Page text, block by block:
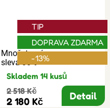
Množstevní
sleva 30%
TIP
DOPRAVA ZDARMA
-13%
Skladem 14 kusů
2 518 Kč
2 180 Kč Detail